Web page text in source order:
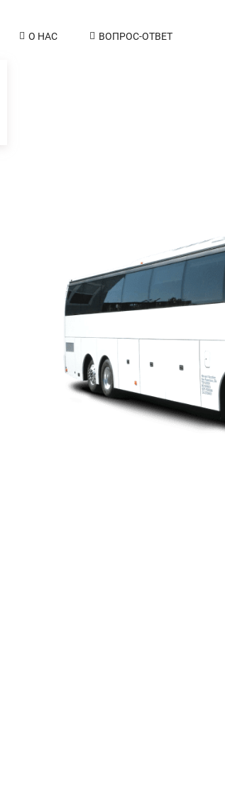
О НАС ВОПРОС-ОТВЕТ